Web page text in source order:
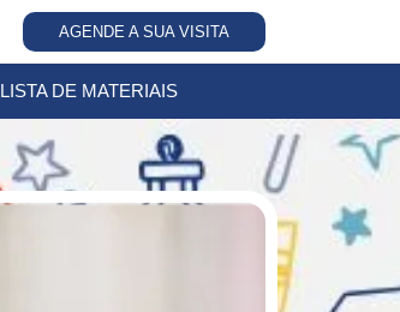
AGENDE A SUA VISITA
LISTA DE MATERIAIS